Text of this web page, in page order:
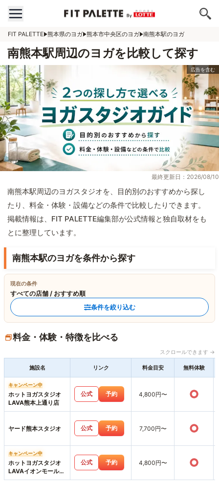
FIT PALETTE 熊本県のヨガ 熊本市中央区のヨガ 南熊本駅のヨガ
南熊本駅周辺のヨガを比較して探す
最終更新日：2026/08/10
南熊本駅周辺のヨガスタジオを、目的別のおすすめから探し
たり、料金・体験・設備などの条件で比較したりできます。
掲載情報は、FIT PALETTE編集部が公式情報と独自取材をも
とに整理しています。
南熊本駅のヨガを条件から探す
現在の条件
すべての店舗 / おすすめ順
条件を絞り込む
料金・体験・特徴を比べる
スクロールできます →
施設名 リンク 料金目安 無料体験
キャンペーン中
ホットヨガスタジオ
LAVA熊本上通り店
公式 予約 4,800円〜 ○
ヤード熊本スタジオ 公式 予約 7,700円〜 ○
キャンペーン中
ホットヨガスタジオ
LAVAイオンモール熊
本店
公式 予約 4,800円〜 ○